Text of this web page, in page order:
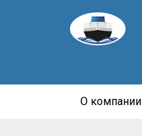
О компании